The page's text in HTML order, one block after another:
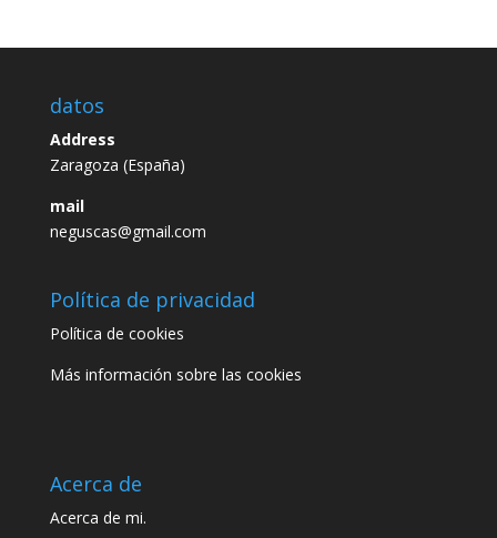
datos
Address
Zaragoza (España)
mail
neguscas@gmail.com
Política de privacidad
Política de cookies
Más información sobre las cookies
Acerca de
Acerca de mi.